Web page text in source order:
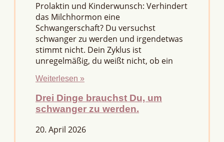
Prolaktin und Kinderwunsch: Verhindert
das Milchhormon eine
Schwangerschaft? Du versuchst
schwanger zu werden und irgendetwas
stimmt nicht. Dein Zyklus ist
unregelmäßig, du weißt nicht, ob ein
Weiterlesen »
Drei Dinge brauchst Du, um
schwanger zu werden.
20. April 2026